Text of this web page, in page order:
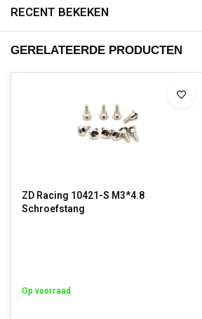
RECENT BEKEKEN
GERELATEERDE PRODUCTEN
ZD Racing 10421-S M3*4.8
Schroefstang
Op voorraad